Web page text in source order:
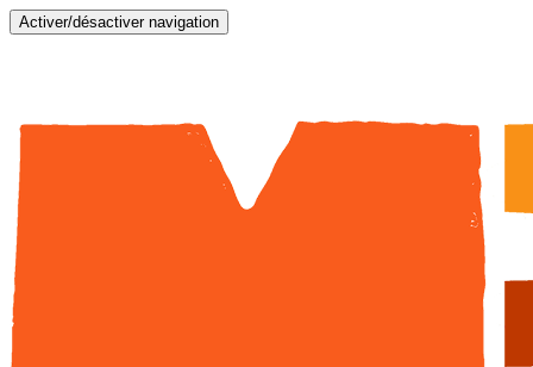
Activer/désactiver navigation